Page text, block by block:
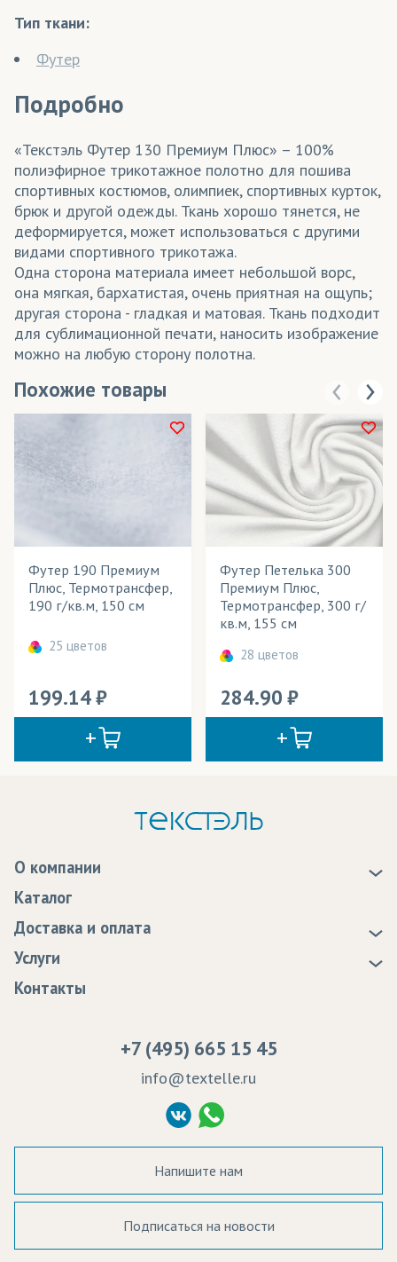
Тип ткани:
Футер
Подробно
«Текстэль Футер 130 Премиум Плюс» – 100%
полиэфирное трикотажное полотно для пошива
спортивных костюмов, олимпиек, спортивных курток,
брюк и другой одежды. Ткань хорошо тянется, не
деформируется, может использоваться с другими
видами спортивного трикотажа.
Одна сторона материала имеет небольшой ворс,
она мягкая, бархатистая, очень приятная на ощупь;
другая сторона - гладкая и матовая. Ткань подходит
для сублимационной печати, наносить изображение
можно на любую сторону полотна.
Похожие товары
Футер 190 Премиум
Плюс, Термотрансфер,
190 г/кв.м, 150 см
25 цветов
199.14
Футер Петелька 300
Премиум Плюс,
Термотрансфер, 300 г/
кв.м, 155 см
28 цветов
284.90
О компании
Статьи
Программа лояльности
Сертификаты качества
Судебные решения
Политика Конфиденциальности
Согласие на обработку ПД
Каталог
Доставка и оплата
Доставка
Оплата
Услуги
Образцы
Контакты
+7 (495) 665 15 45
info@textelle.ru
Напишите нам
Подписаться на новости